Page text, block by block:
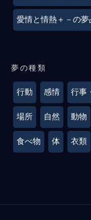
愛情と情熱＋－の夢
夢の種類
行動 感情 行事
場所 自然 動物
食べ物 体 衣類